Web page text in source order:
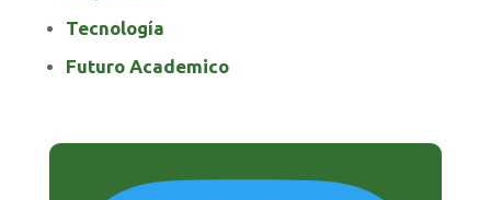
Tecnología
Futuro Academico